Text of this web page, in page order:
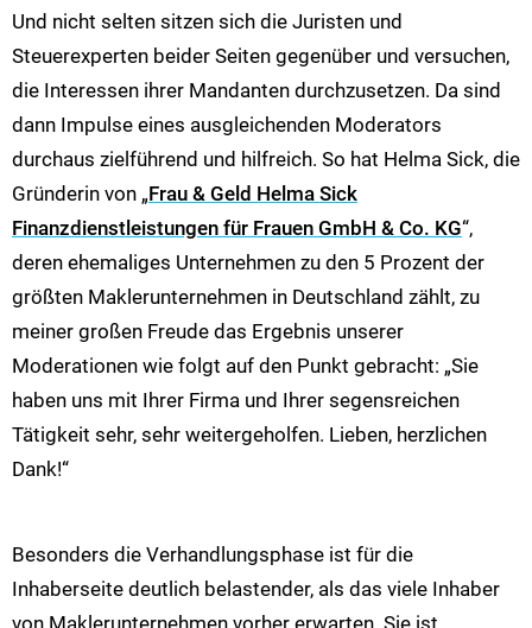
Und nicht selten sitzen sich die Juristen und
Steuerexperten beider Seiten gegenüber und versuchen,
die Interessen ihrer Mandanten durchzusetzen. Da sind
dann Impulse eines ausgleichenden Moderators
durchaus zielführend und hilfreich. So hat Helma Sick, die
Gründerin von „Frau & Geld Helma Sick
Finanzdienstleistungen für Frauen GmbH & Co. KG“,
deren ehemaliges Unternehmen zu den 5 Prozent der
größten Maklerunternehmen in Deutschland zählt, zu
meiner großen Freude das Ergebnis unserer
Moderationen wie folgt auf den Punkt gebracht: „Sie
haben uns mit Ihrer Firma und Ihrer segensreichen
Tätigkeit sehr, sehr weitergeholfen. Lieben, herzlichen
Dank!“
Besonders die Verhandlungsphase ist für die
Inhaberseite deutlich belastender, als das viele Inhaber